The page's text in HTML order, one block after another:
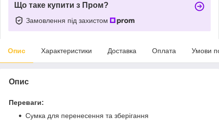
Що таке купити з Пром?
Замовлення під захистом
Опис Характеристики Доставка Оплата Умови
Опис
Переваги:
Сумка для перенесення та зберігання